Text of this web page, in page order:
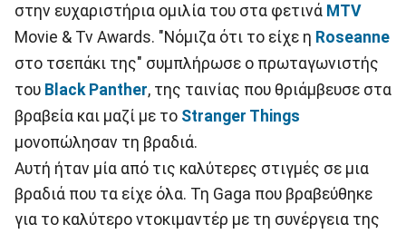
στην ευχαριστήρια ομιλία του στα φετινά MTV
Movie & Tv Awards. "Νόμιζα ότι το είχε η Roseanne
στο τσεπάκι της" συμπλήρωσε ο πρωταγωνιστής
του Black Panther, της ταινίας που θριάμβευσε στα
βραβεία και μαζί με το Stranger Things
μονοπώλησαν τη βραδιά.
Αυτή ήταν μία από τις καλύτερες στιγμές σε μια
βραδιά που τα είχε όλα. Τη Gaga που βραβεύθηκε
για το καλύτερο ντοκιμαντέρ με τη συνέργεια της